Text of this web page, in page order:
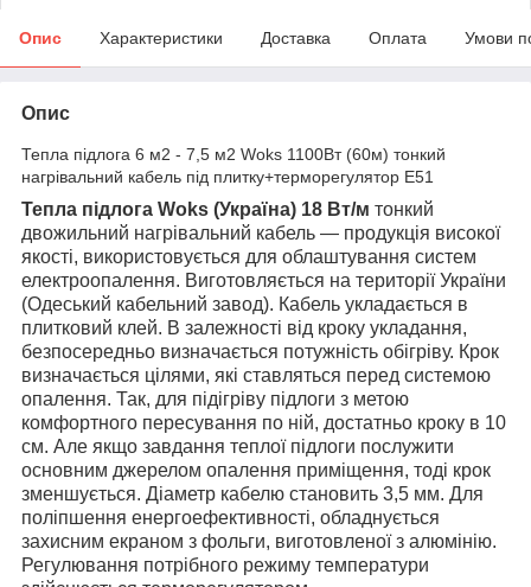
Опис Характеристики Доставка Оплата Умови
Опис
Тепла підлога 6 м2 - 7,5 м2 Woks 1100Вт (60м) тонкий
нагрівальний кабель під плитку+терморегулятор E51
Тепла підлога Woks (Україна) 18 Вт/м тонкий
двожильний нагрівальний кабель — продукція високої
якості, використовується для облаштування систем
електроопалення. Виготовляється на території України
(Одеський кабельний завод). Кабель укладається в
плитковий клей. В залежності від кроку укладання,
безпосередньо визначається потужність обігріву. Крок
визначається цілями, які ставляться перед системою
опалення. Так, для підігріву підлоги з метою
комфортного пересування по ній, достатньо кроку в 10
см. Але якщо завдання теплої підлоги послужити
основним джерелом опалення приміщення, тоді крок
зменшується. Діаметр кабелю становить 3,5 мм. Для
поліпшення енергоефективності, обладнується
захисним екраном з фольги, виготовленої з алюмінію.
Регулювання потрібного режиму температури